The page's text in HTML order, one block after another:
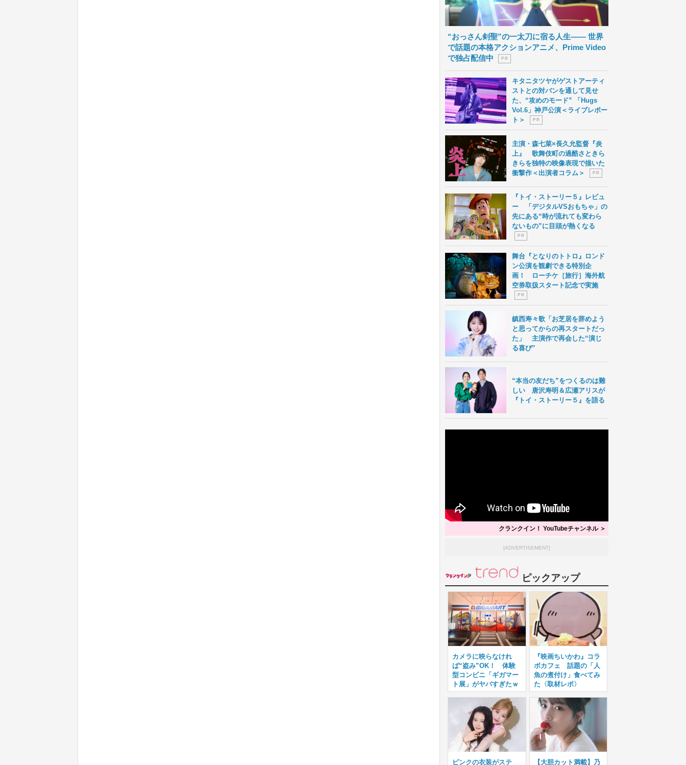
“おっさん剣聖”の一太刀に宿る人生―― 世界
で話題の本格アクションアニメ、Prime Video
で独占配信中
P R
キタニタツヤがゲストアーティ
ストとの対バンを通して見せ
た、“攻めのモード” 「Hugs
Vol.6」神戸公演＜ライブレポー
ト＞
P R
主演・森七菜×長久允監督『炎
上』 歌舞伎町の過酷さときら
きらを独特の映像表現で描いた
衝撃作＜出演者コラム＞
P R
『トイ・ストーリー５』レビュ
ー 「デジタルVSおもちゃ」の
先にある“時が流れても変わら
ないもの”に目頭が熱くなる
P R
舞台『となりのトトロ』ロンド
ン公演を観劇できる特別企
画！ ローチケ［旅行］海外航
空券取扱スタート記念で実施
P R
鎮西寿々歌「お芝居を辞めよう
と思ってからの再スタートだっ
た」 主演作で再会した“演じ
る喜び”
“本当の友だち”をつくるのは難
しい 唐沢寿明＆広瀬アリスが
『トイ・ストーリー５』を語る
クランクイン！ YouTubeチャンネル ＞
[ADVERTISEMENT]
ピックアップ
カメラに映らなけれ
ば“盗み”OK！ 体験
型コンビニ「ギガマー
ト展」がヤバすぎたｗ
『映画ちいかわ』コラ
ボカフェ 話題の「人
魚の煮付け」食べてみ
た〈取材レポ〉
ピンクの衣装がステ 【大胆カット満載】乃